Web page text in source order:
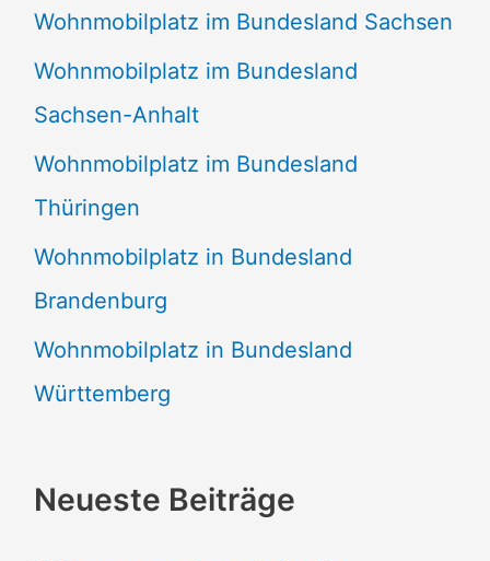
Wohnmobilplatz im Bundesland Sachsen
Wohnmobilplatz im Bundesland
Sachsen-Anhalt
Wohnmobilplatz im Bundesland
Thüringen
Wohnmobilplatz in Bundesland
Brandenburg
Wohnmobilplatz in Bundesland
Württemberg
Neueste Beiträge